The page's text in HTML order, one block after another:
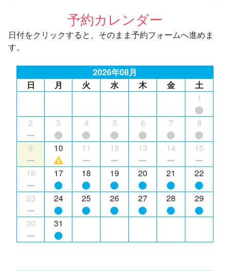
予約カレンダー
日付をクリックすると、そのまま予約フォームへ進めま
す。
2026年08月
日
月 火 水 木 金
土
1
2 3 4 5 6 7 8
9 10 11 12 13 14 15
16 17 18 19 20 21 22
23 24 25 26 27 28 29
30 31